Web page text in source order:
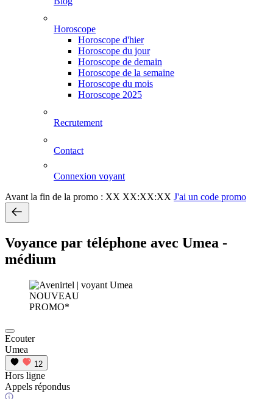
Horoscope
Horoscope d'hier
Horoscope du jour
Horoscope de demain
Horoscope de la semaine
Horoscope du mois
Horoscope 2025
Recrutement
Contact
Connexion voyant
Avant la fin de la promo : XX XX:XX:XX J'ai un code promo
Voyance par téléphone avec Umea -
médium
NOUVEAU
PROMO*
Ecouter
Umea
12
Hors ligne
Appels répondus